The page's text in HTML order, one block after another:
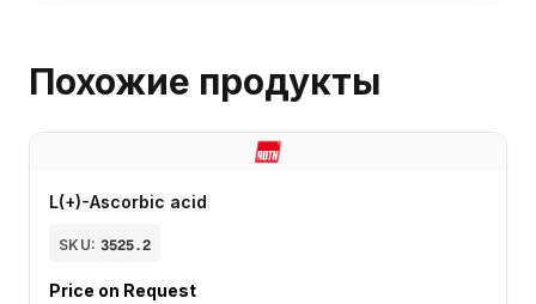
Похожие продукты
L(+)-Ascorbic acid
SKU: 3525.2
Price on Request